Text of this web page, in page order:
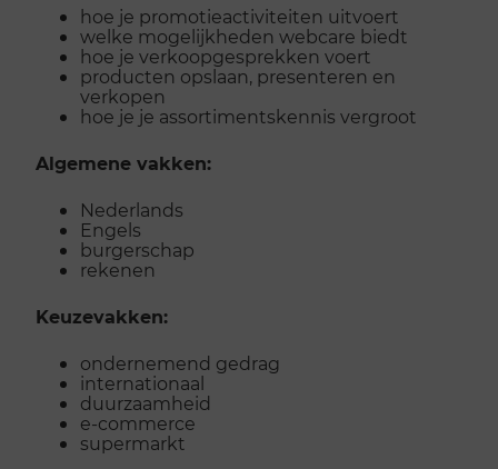
hoe je promotieactiviteiten uitvoert
welke mogelijkheden webcare biedt
hoe je verkoopgesprekken voert
producten opslaan, presenteren en
verkopen
hoe je je assortimentskennis vergroot
Algemene vakken:
Nederlands
Engels
burgerschap
rekenen
Keuzevakken:
ondernemend gedrag
internationaal
duurzaamheid
e-commerce
supermarkt